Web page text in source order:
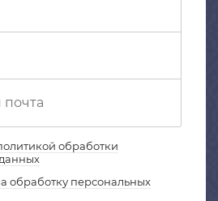
обработки
обработку персональных